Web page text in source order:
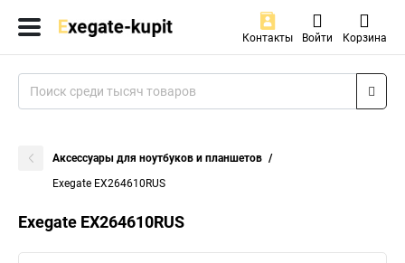
Контакты Войти Корзина
Аксессуары для ноутбуков и планшетов
Exegate EX264610RUS
Exegate EX264610RUS